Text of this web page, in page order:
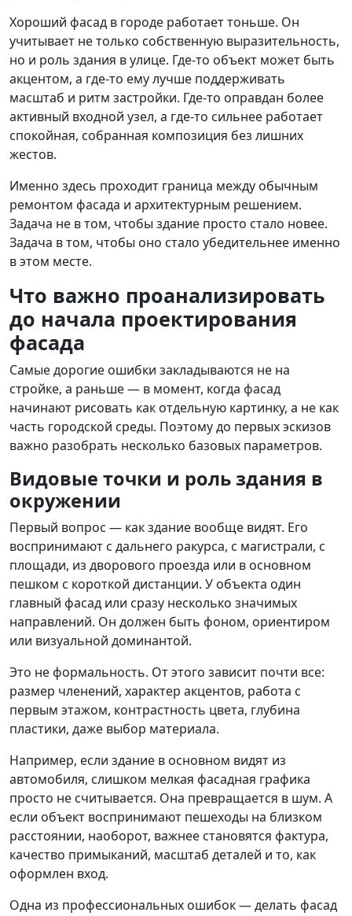
Хороший фасад в городе работает тоньше. Он
учитывает не только собственную выразительность,
но и роль здания в улице. Где-то объект может быть
акцентом, а где-то ему лучше поддерживать
масштаб и ритм застройки. Где-то оправдан более
активный входной узел, а где-то сильнее работает
спокойная, собранная композиция без лишних
жестов.
Именно здесь проходит граница между обычным
ремонтом фасада и архитектурным решением.
Задача не в том, чтобы здание просто стало новее.
Задача в том, чтобы оно стало убедительнее именно
в этом месте.
Что важно проанализировать
до начала проектирования
фасада
Самые дорогие ошибки закладываются не на
стройке, а раньше — в момент, когда фасад
начинают рисовать как отдельную картинку, а не как
часть городской среды. Поэтому до первых эскизов
важно разобрать несколько базовых параметров.
Видовые точки и роль здания в
окружении
Первый вопрос — как здание вообще видят. Его
воспринимают с дальнего ракурса, с магистрали, с
площади, из дворового проезда или в основном
пешком с короткой дистанции. У объекта один
главный фасад или сразу несколько значимых
направлений. Он должен быть фоном, ориентиром
или визуальной доминантой.
Это не формальность. От этого зависит почти все:
размер членений, характер акцентов, работа с
первым этажом, контрастность цвета, глубина
пластики, даже выбор материала.
Например, если здание в основном видят из
автомобиля, слишком мелкая фасадная графика
просто не считывается. Она превращается в шум. А
если объект воспринимают пешеходы на близком
расстоянии, наоборот, важнее становятся фактура,
качество примыканий, масштаб деталей и то, как
оформлен вход.
Одна из профессиональных ошибок — делать фасад